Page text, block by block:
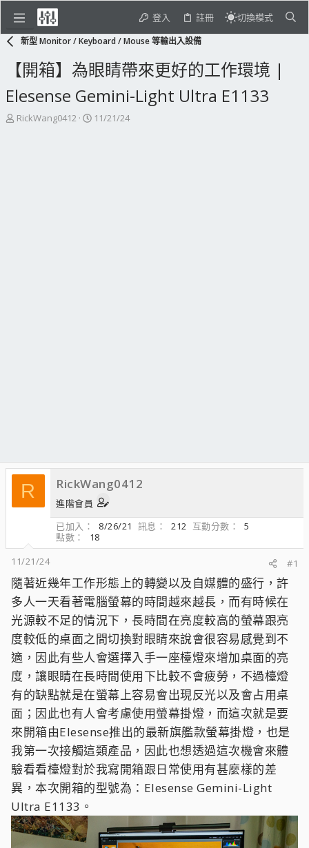
登入 註冊 切換模式
新型 Monitor / Keyboard / Mouse 等輸出入設備
【開箱】為眼睛帶來更好的工作環境 |
Elesense Gemini-Light Ultra E1133
主
RickWang0412
開
11/21/24
R RickWang0412
進階會員
已加入
8/26/21 訊息 212 互動分數
5
點數
18
11/21/24
#1
隨著近幾年工作形態上的轉變以及自媒體的盛行，許
多人一天看著電腦螢幕的時間越來越長，而有時候在
光源較不足的情況下，長時間在亮度較高的螢幕跟亮
度較低的桌面之間切換對眼睛來說會很容易感覺到不
適，因此有些人會選擇入手一座檯燈來增加桌面的亮
度，讓眼睛在長時間使用下比較不會疲勞，不過檯燈
有的缺點就是在螢幕上容易會出現反光以及會占用桌
面；因此也有人會考慮使用螢幕掛燈，而這次就是要
來開箱由Elesense推出的最新旗艦款螢幕掛燈，也是
我第一次接觸這類產品，因此也想透過這次機會來體
驗看看檯燈對於我寫開箱跟日常使用有甚麼樣的差
異，本次開箱的型號為：Elesense Gemini-Light
Ultra E1133。